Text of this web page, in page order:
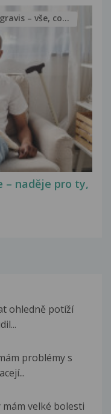
– naděje pro ty,
– vše, co...
ohledně potíží
problémy s
velké bolesti